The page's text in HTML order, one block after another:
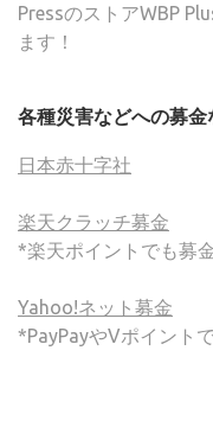
PressのストアWBP
ます！
各種災害などへの募金
日本赤十字社
楽天クラッチ募金
*楽天ポイントでも募
Yahoo!ネット募金
*PayPayやVポイント